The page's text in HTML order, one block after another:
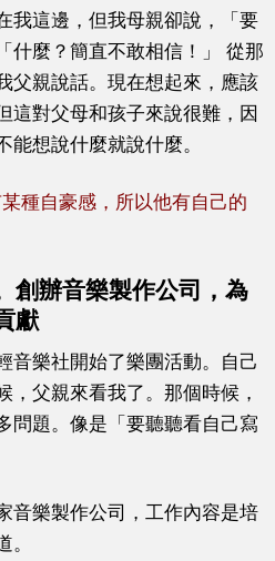
我這邊，但我母親卻說，「要
什麼？簡直不敢相信！」 從那
父親說話。現在想起來，應該
這對父母和孩子來說很難，因
能想說什麼就說什麼。
種自豪感，所以他有自己的
創辦音樂製作公司，為
獻
音樂社開始了樂團活動。自己
，父親來看我了。那個時候，
問題。像是「要聽聽看自己寫
音樂製作公司，工作內容是培
。